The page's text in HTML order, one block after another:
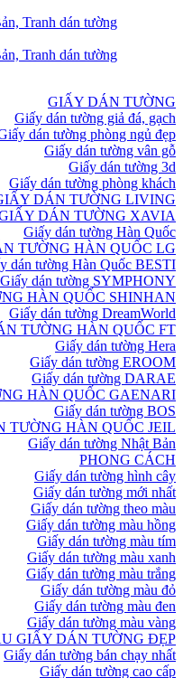
GIẤY DÁN TƯỜNG
Giấy dán tường giả đá, gạch
dán tường phòng ngủ đẹp
Giấy dán tường vân gỗ
Giấy dán tường 3d
Giấy dán tường phòng khách
DÁN TƯỜNG LIVING
DÁN TƯỜNG XAVIA
Giấy dán tường Hàn Quốc
TƯỜNG HÀN QUỐC LG
dán tường Hàn Quốc BESTI
Giấy dán tường SYMPHONY
HÀN QUỐC SHINHAN
Giấy dán tường DreamWorld
TƯỜNG HÀN QUỐC FT
Giấy dán tường Hera
Giấy dán tường EROOM
Giấy dán tường DARAE
HÀN QUỐC GAENARI
Giấy dán tường BOS
TƯỜNG HÀN QUỐC JEIL
Giấy dán tường Nhật Bản
PHONG CÁCH
Giấy dán tường hình cây
Giấy dán tường mới nhất
Giấy dán tường theo màu
Giấy dán tường màu hồng
Giấy dán tường màu tím
Giấy dán tường màu xanh
Giấy dán tường màu trắng
Giấy dán tường màu đỏ
Giấy dán tường màu đen
Giấy dán tường màu vàng
GIẤY DÁN TƯỜNG ĐẸP
Giấy dán tường bán chạy nhất
Giấy dán tường cao cấp